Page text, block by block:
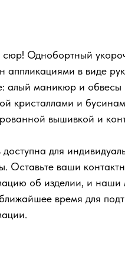
сюр! Однобортный
аппликациями в виде
алый маникюр и обвесы
кристаллами и
вышивкой и
для
Оставьте ваши
об изделии, и наши
время для